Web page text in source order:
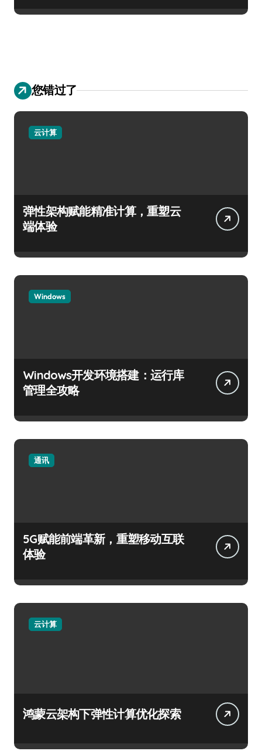
您错过了
云计算
弹性架构赋能精准计算，重塑云
端体验
Windows
Windows开发环境搭建：运行库
管理全攻略
通讯
5G赋能前端革新，重塑移动互联
体验
云计算
鸿蒙云架构下弹性计算优化探索